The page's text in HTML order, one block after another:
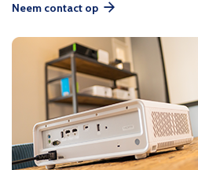
Neem contact op